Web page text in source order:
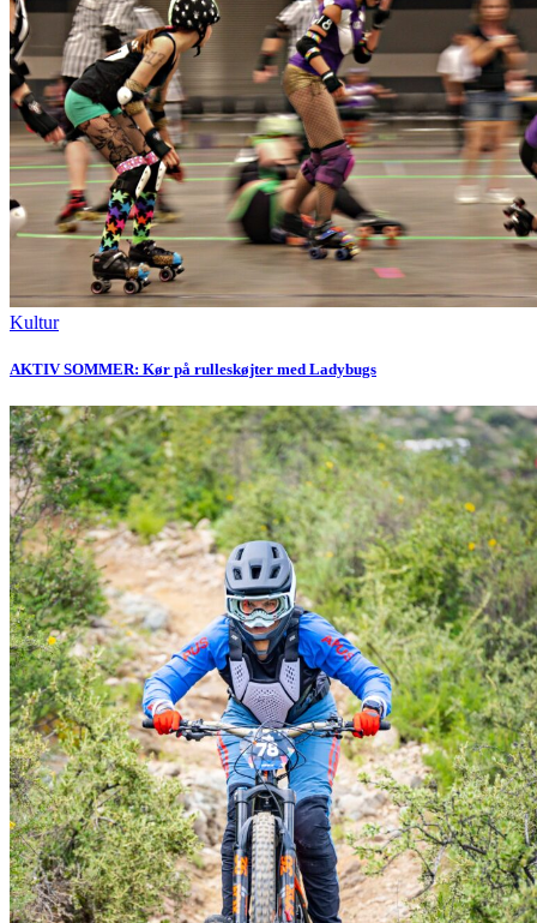
Kultur
AKTIV SOMMER: Kør på rulleskøjter med Ladybugs